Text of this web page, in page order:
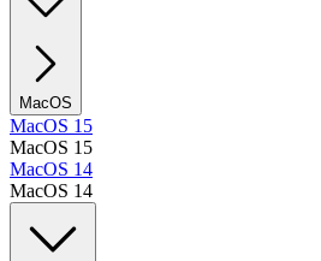
MacOS
MacOS 15
MacOS 15
MacOS 14
MacOS 14